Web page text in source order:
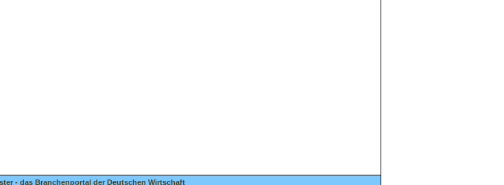
- das Branchenportal der Deutschen Wirtschaft